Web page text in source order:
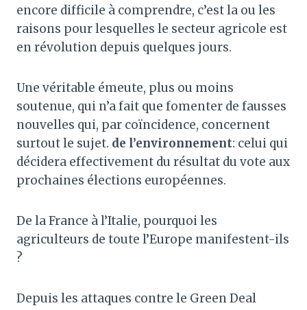
encore difficile à comprendre, c’est la ou les
raisons pour lesquelles le secteur agricole est
en révolution depuis quelques jours.
Une véritable émeute, plus ou moins
soutenue, qui n’a fait que fomenter de fausses
nouvelles qui, par coïncidence, concernent
surtout le sujet. de l’environnement: celui qui
décidera effectivement du résultat du vote aux
prochaines élections européennes.
De la France à l’Italie, pourquoi les
agriculteurs de toute l’Europe manifestent-ils
?
Depuis les attaques contre le Green Deal